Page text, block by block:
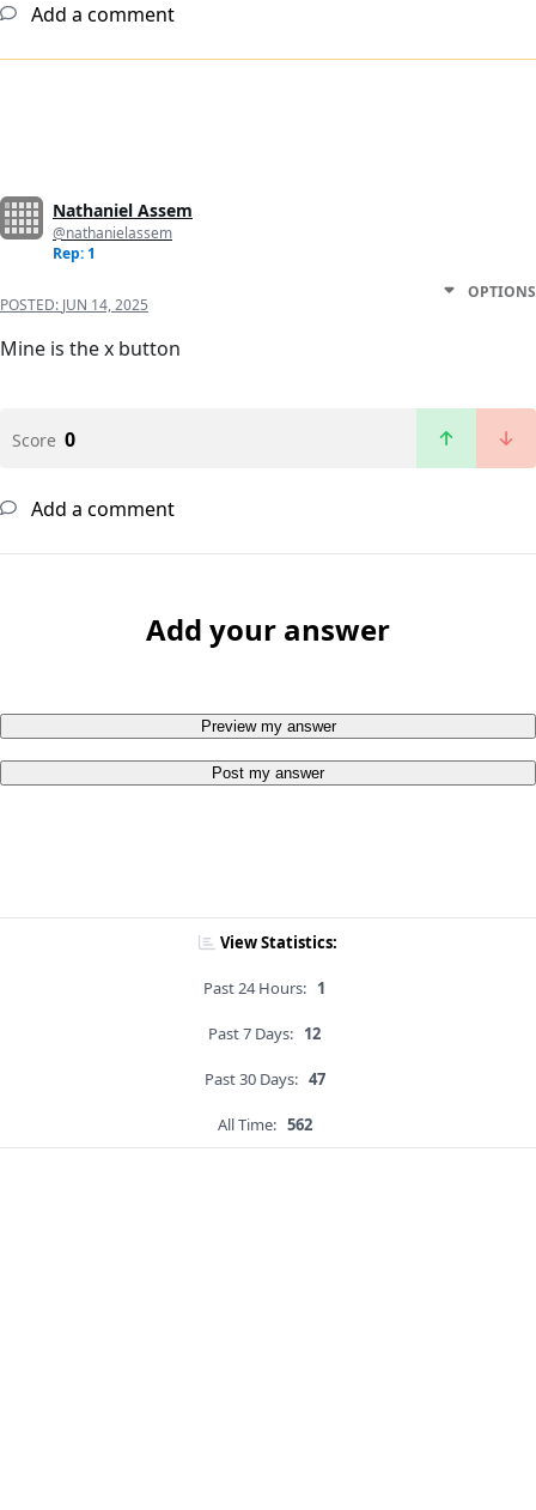
Add a comment
Nathaniel Assem
@nathanielassem
Rep: 1
POSTED: JUN 14, 2025
OPTIONS
Mine is the x button
Score 0
Add a comment
Add your answer
Preview my answer
Post my answer
View Statistics:
Past 24 Hours: 1
Past 7 Days: 12
Past 30 Days: 47
All Time: 562